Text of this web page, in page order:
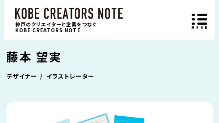
神戸のクリエイターと企業をつなぐ
KOBE CREATORS NOTE
藤本 望実
デザイナー イラストレーター